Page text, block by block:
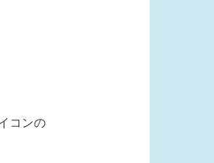
コンの